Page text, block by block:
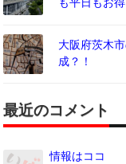
大阪府茨木
成？！
最近のコメント
情報はココ